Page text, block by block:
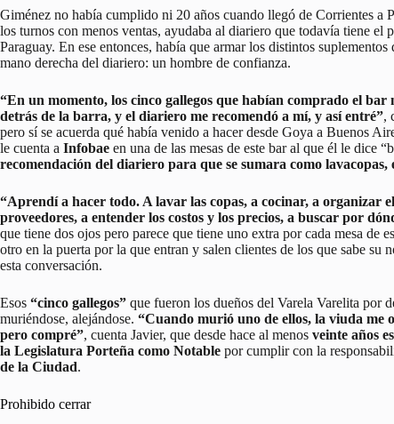
Giménez no había cumplido ni 20 años cuando llegó de Corrientes a
los turnos con menos ventas, ayudaba al diariero que todavía tiene el
Paraguay. En ese entonces, había que armar los distintos
mano derecha del diariero: un hombre de confianza.
“En un momento, los cinco gallegos que habían comprado el
detrás de la barra, y el diariero me recomendó a mí, y así entré”,
pero sí se acuerda qué había venido a hacer desde Goya a Buenos
le cuenta a Infobae en una de las mesas de este bar al que él le dice
recomendación del diariero para que se sumara como lavacopas,
“Aprendí a hacer todo. A lavar las copas, a cocinar, a organizar
proveedores, a entender los costos y los precios, a buscar por
que tiene dos ojos pero parece que tiene uno extra por cada mesa de
otro en la puerta por la que entran y salen clientes de los que sabe su
esta conversación.
Esos “cinco gallegos” que fueron los dueños del Varela Varelita por
muriéndose, alejándose. “Cuando murió uno de ellos, la viuda me
pero compré”, cuenta Javier, que desde hace al menos veinte años
la Legislatura Porteña como Notable por cumplir con la
de la Ciudad.
Prohibido cerrar